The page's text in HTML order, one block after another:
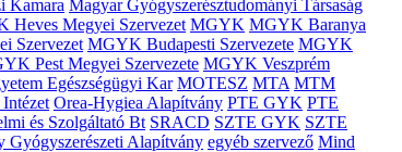
Kamara Magyar Gyógyszerésztudományi Társaság
Heves Megyei Szervezet MGYK MGYK Baranya
Szervezet MGYK Budapesti Szervezete MGYK
Pest Megyei Szervezete MGYK Veszprém
Egészségügyi Kar MOTESZ MTA MTM
Orea-Hygiea Alapítvány PTE GYK PTE
és Szolgáltató Bt SRACD SZTE GYK SZTE
Gyógyszerészeti Alapítvány egyéb szervező Mind